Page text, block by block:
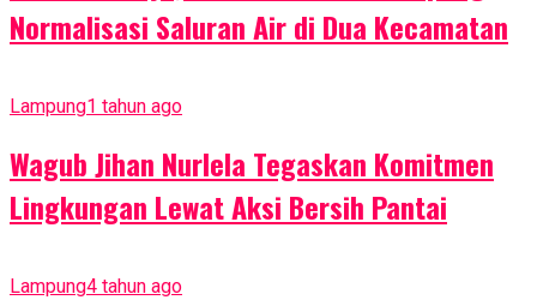
Normalisasi Saluran Air di Dua Kecamatan
Lampung1 tahun ago
Wagub Jihan Nurlela Tegaskan Komitmen
Lingkungan Lewat Aksi Bersih Pantai
Lampung4 tahun ago